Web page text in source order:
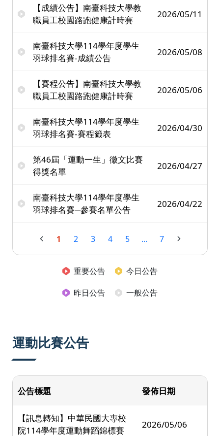
【成績公告】南臺科技大學教
職員工校園路跑健康計時賽
2026/05/11
南臺科技大學114學年度學生
羽球排名賽-成績公告
2026/05/08
【賽程公告】南臺科技大學教
職員工校園路跑健康計時賽
2026/05/06
南臺科技大學114學年度學生
羽球排名賽-賽程籤表
2026/04/30
第46屆「運動一生」徵文比賽
得獎名單
2026/04/27
南臺科技大學114學年度學生
羽球排名賽─參賽名單公告
2026/04/22
1 2 3 4 5 ... 7
重要公告
今日公告
昨日公告
一般公告
運動比賽公告
公告標題 發佈日期
【訊息轉知】中華民國大專校
院114學年度運動舞蹈錦標賽
2026/05/06